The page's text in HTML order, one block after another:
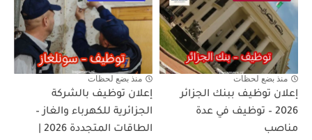
منذ بضع لحظات
إعلان توظيف ببنك الجزائر
2026 – توظيف في عدة
مناصب
منذ بضع لحظات
إعلان توظيف بالشركة
الجزائرية للكهرباء والغاز –